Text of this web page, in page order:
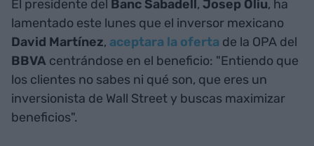
El presidente del Banc Sabadell, Josep Oliu, ha
lamentado este lunes que el inversor mexicano
David Martínez, aceptara la oferta de la OPA del
BBVA centrándose en el beneficio: "Entiendo que
los clientes no sabes ni qué son, que eres un
inversionista de Wall Street y buscas maximizar
beneficios".